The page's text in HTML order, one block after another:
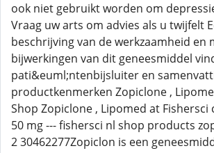
ook niet gebruikt worden om
Vraag uw arts om advies als u twijfelt
beschrijving van de werkzaamheid en
bijwerkingen van dit geneesmiddel
pati&euml;ntenbijsluiter en
productkenmerken Zopiclone ,
Shop Zopiclone , Lipomed at Fishersci
50 mg --- fishersci nl shop products
2 30462277Zopiclon is een